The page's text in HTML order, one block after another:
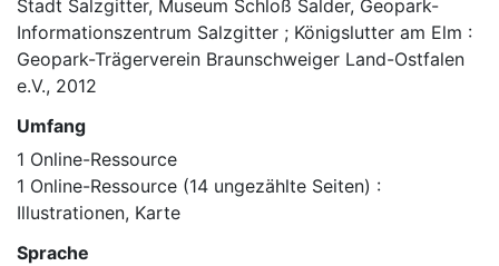
Stadt Salzgitter, Museum Schloß Salder, Geopark-
Informationszentrum Salzgitter ; Königslutter am Elm :
Geopark-Trägerverein Braunschweiger Land-Ostfalen
e.V., 2012
Umfang
1 Online-Ressource
1 Online-Ressource (14 ungezählte Seiten) :
Illustrationen, Karte
Sprache